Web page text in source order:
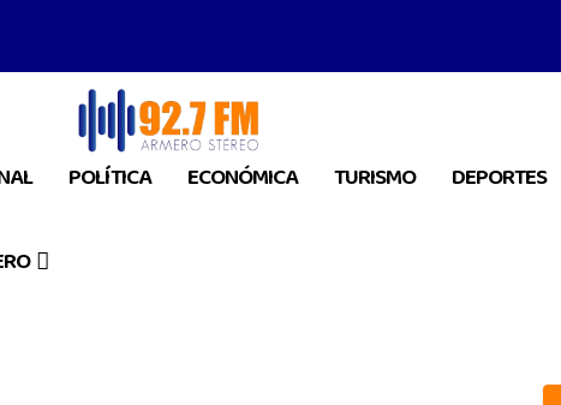
POLÍTICA ECONÓMICA TURISMO DEPORTES